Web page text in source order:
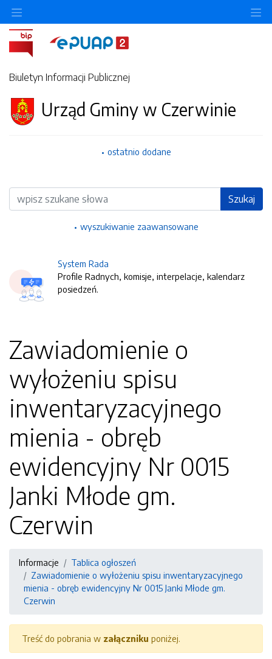
Biuletyn Informacji Publicznej
Urząd Gminy w Czerwinie
ostatnio dodane
Wyszukiwarka Szukaj
wyszukiwanie zaawansowane
System Rada
Profile Radnych, komisje, interpelacje, kalendarz
posiedzeń.
Zawiadomienie o
wyłożeniu spisu
inwentaryzacyjnego
mienia - obręb
ewidencyjny Nr 0015
Janki Młode gm.
Czerwin
Informacje
Tablica ogłoszeń
Zawiadomienie o wyłożeniu spisu inwentaryzacyjnego
mienia - obręb ewidencyjny Nr 0015 Janki Młode gm.
Czerwin
Treść do pobrania w załączniku poniżej.